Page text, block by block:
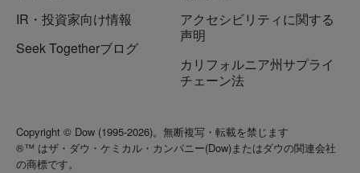
IR・投資家向け情報
Seek Togetherブログ
アクセシビリティに関する
声明
カリフォルニア州サプライ
チェーン法
Copyright © Dow (1995-2026)。無断複写・転載を禁じます
®™ はザ・ダウ・ケミカル・カンパニー(Dow)またはダウの関連会社
の商標です。